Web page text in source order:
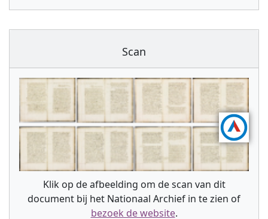
Scan
Klik op de afbeelding om de scan van dit
document bij het Nationaal Archief in te zien of
bezoek de website.